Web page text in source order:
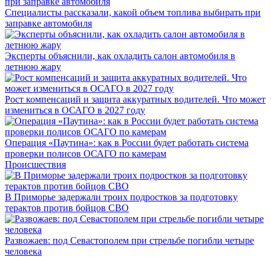
Специалисты рассказали, какой объем топлива выбирать при
заправке автомобиля
Эксперты объяснили, как охладить салон автомобиля в
летнюю жару
Рост компенсаций и защита аккуратных водителей. Что может
измениться в ОСАГО в 2027 году
Операция «Паутина»: как в России будет работать система
проверки полисов ОСАГО по камерам
Происшествия
В Приморье задержали троих подростков за подготовку
терактов против бойцов СВО
Развожаев: под Севастополем при стрельбе погибли четыре
человека